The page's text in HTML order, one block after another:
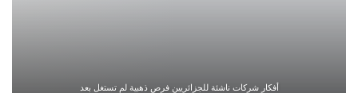
أفكار شركات ناشئة للجزائريين فرص ذهبية لم تستغل بعد